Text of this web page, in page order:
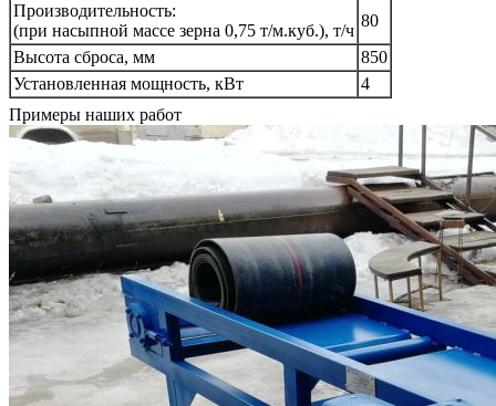
Производительность:
(при насыпной массе зерна 0,75 т/м.куб.), т/ч
80
Высота сброса, мм
850
Установленная мощность, кВт
4
Примеры наших работ